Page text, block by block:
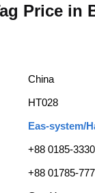
Price in
China
HT028
Eas-system/
+88 0185-
+88 01785-